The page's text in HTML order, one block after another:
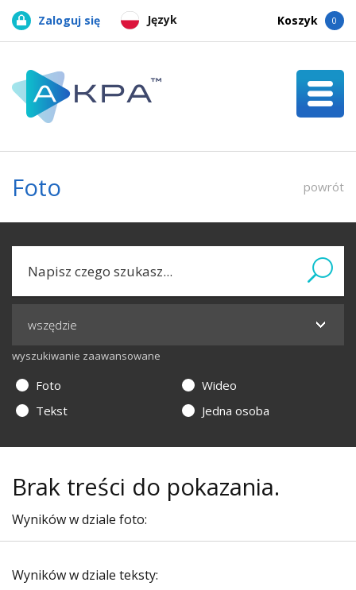
Język
Zaloguj się Koszyk 0
Foto powrót
wyszukiwanie zaawansowane
Foto
Wideo
Tekst
Jedna osoba
Brak treści do pokazania.
Wyników w dziale foto:
Wyników w dziale teksty: